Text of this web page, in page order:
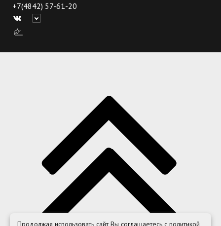
+7(4842) 57-61-20
Продолжая использовать сайт Вы соглашаетесь с политикой